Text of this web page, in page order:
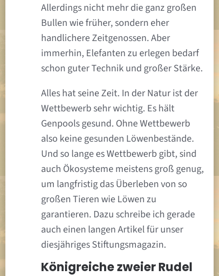
Allerdings nicht mehr die ganz großen
Bullen wie früher, sondern eher
handlichere Zeitgenossen. Aber
immerhin, Elefanten zu erlegen bedarf
schon guter Technik und großer Stärke.
Alles hat seine Zeit. In der Natur ist der
Wettbewerb sehr wichtig. Es hält
Genpools gesund. Ohne Wettbewerb
also keine gesunden Löwenbestände.
Und so lange es Wettbewerb gibt, sind
auch Ökosysteme meistens groß genug,
um langfristig das Überleben von so
großen Tieren wie Löwen zu
garantieren. Dazu schreibe ich gerade
auch einen langen Artikel für unser
diesjähriges Stiftungsmagazin.
Königreiche zweier Rudel